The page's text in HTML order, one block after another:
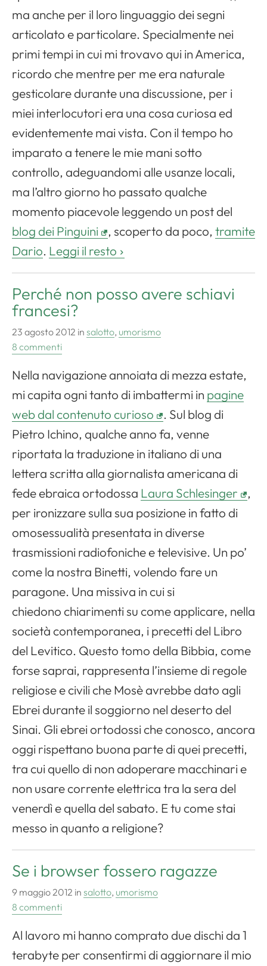
ma anche per il loro linguaggio dei segni
articolato e particolare. Specialmente nei
primi tempi in cui mi trovavo qui in America,
ricordo che mentre per me era naturale
gesticolare durante una discussione, per i
miei interlocutori era una cosa curiosa ed
evidentemente mai vista. Con il tempo ho
imparato a tenere le mie mani sotto
controllo, adeguandomi alle usanze locali,
ma l’altro giorno ho passato qualche
momento piacevole leggendo un post del
blog dei Pinguini
, scoperto da poco, tramite
Dario. Leggi il resto
Perché non posso avere schiavi
francesi?
23 agosto 2012 in salotto, umorismo
8 commenti
Nella navigazione annoiata di mezza estate,
mi capita ogni tanto di imbattermi in pagine
web dal contenuto curioso
. Sul blog di
Pietro Ichino, qualche anno fa, venne
riportata la traduzione in italiano di una
lettera scritta alla giornalista americana di
fede ebraica ortodossa Laura Schlesinger
,
per ironizzare sulla sua posizione in fatto di
omosessualità presentata in diverse
trasmissioni radiofoniche e televisive. Un po’
come la nostra Binetti, volendo fare un
paragone. Una missiva in cui si
chiedono chiarimenti su come applicare, nella
società contemporanea, i precetti del Libro
del Levitico. Questo tomo della Bibbia, come
forse saprai, rappresenta l’insieme di regole
religiose e civili che Mosè avrebbe dato agli
Ebrei durante il soggiorno nel deserto del
Sinai. Gli ebrei ortodossi che conosco, ancora
oggi rispettano buona parte di quei precetti,
tra cui quello di non adoperare macchinari e
non usare corrente elettrica tra la sera del
venerdì e quella del sabato. E tu come stai
messo in quanto a religione?
Se i browser fossero ragazze
9 maggio 2012 in salotto, umorismo
8 commenti
Al lavoro mi hanno comprato due dischi da 1
terabyte per consentirmi di aggiornare il mio